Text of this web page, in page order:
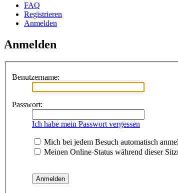
FAQ
Registrieren
Anmelden
Anmelden
Benutzername:
Passwort:
Ich habe mein Passwort vergessen
Mich bei jedem Besuch automatisch
Meinen Online-Status während dieser